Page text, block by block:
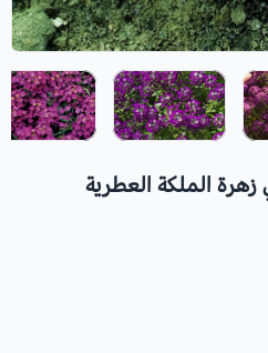
زهرة الملكة العطرية